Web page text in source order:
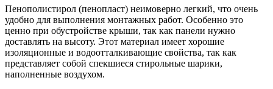
Пенополистирол (пенопласт) неимоверно легкий, что очень
удобно для выполнения монтажных работ. Особенно это
ценно при обустройстве крыши, так как панели нужно
доставлять на высоту. Этот материал имеет хорошие
изоляционные и водоотталкивающие свойства, так как
представляет собой спекшиеся стирольные шарики,
наполненные воздухом.